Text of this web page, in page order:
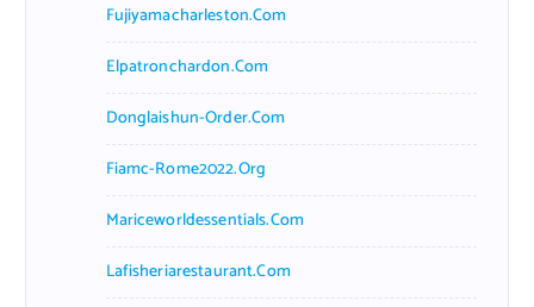
Fujiyamacharleston.com
Elpatronchardon.com
Donglaishun-Order.com
Fiamc-Rome2022.org
Mariceworldessentials.com
Lafisheriarestaurant.com